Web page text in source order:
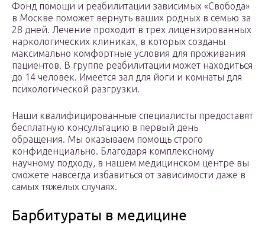
Фонд помощи и реабилитации зависимых «Свобода»
в Москве поможет вернуть ваших родных в семью за
28 дней. Лечение проходит в трех лицензированных
наркологических клиниках, в которых созданы
максимально комфортные условия для проживания
пациентов. В группе реабилитации может находиться
до 14 человек. Имеется зал для йоги и комнаты для
психологической разгрузки.
Наши квалифицированные специалисты предоставят
бесплатную консультацию в первый день
обращения. Мы оказываем помощь строго
конфиденциально. Благодаря комплексному
научному подходу, в нашем медицинском центре вы
сможете навсегда избавиться от зависимости даже в
самых тяжелых случаях.
Барбитураты в медицине